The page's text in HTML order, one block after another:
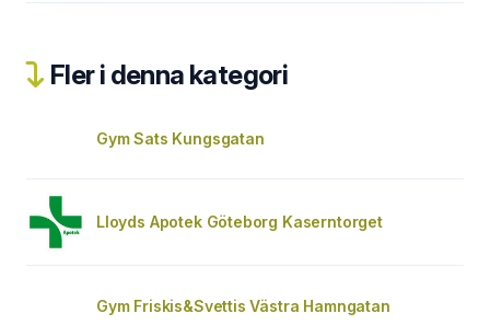
Fler i denna kategori
Gym Sats Kungsgatan
Lloyds Apotek Göteborg Kaserntorget
Gym Friskis&Svettis Västra Hamngatan